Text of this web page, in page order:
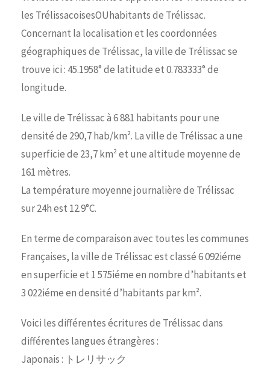
les TrélissacoisesOUhabitants de Trélissac.
Concernant la localisation et les coordonnées
géographiques de Trélissac, la ville de Trélissac se
trouve ici : 45.1958° de latitude et 0.783333° de
longitude.
Le ville de Trélissac à 6 881 habitants pour une
densité de 290,7 hab/km². La ville de Trélissac a une
superficie de 23,7 km² et une altitude moyenne de
161 mètres.
La température moyenne journalière de Trélissac
sur 24h est 12.9°C.
En terme de comparaison avec toutes les communes
Françaises, la ville de Trélissac est classé 6 092iéme
en superficie et 1 575iéme en nombre d’habitants et
3 022iéme en densité d’habitants par km².
Voici les différentes écritures de Trélissac dans
différentes langues étrangères :
Japonais : トレリサック